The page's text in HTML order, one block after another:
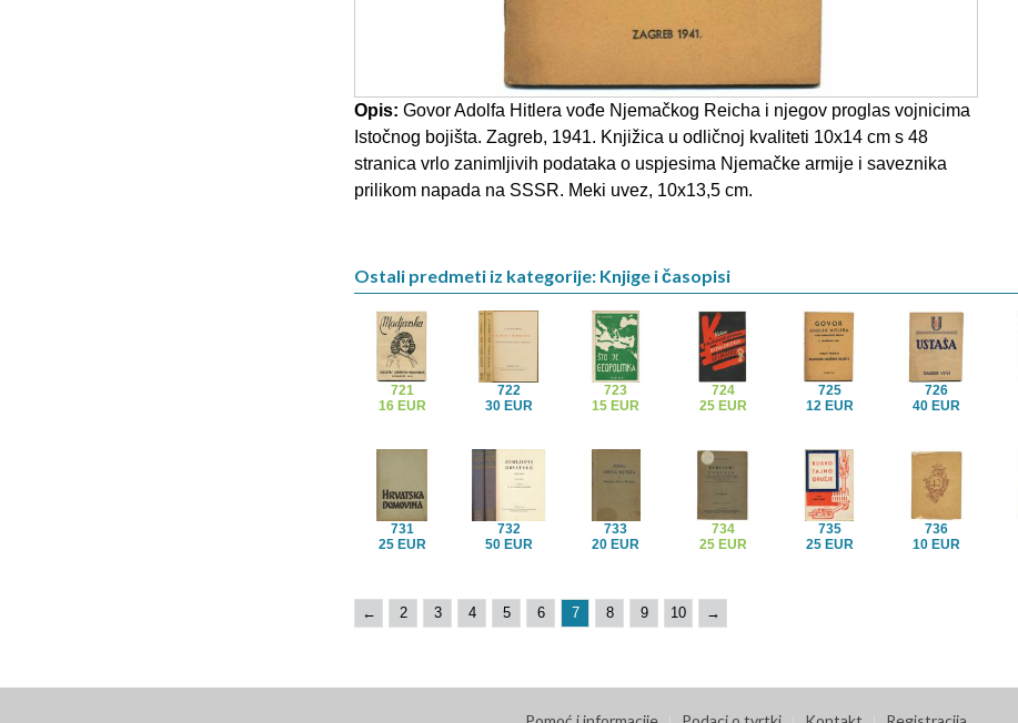
Opis: Govor Adolfa Hitlera vođe Njemačkog Reicha i njegov proglas vojnicima
Istočnog bojišta. Zagreb, 1941. Knjižica u odličnoj kvaliteti 10x14 cm s 48
stranica vrlo zanimljivih podataka o uspjesima Njemačke armije i saveznika
prilikom napada na SSSR. Meki uvez, 10x13,5 cm.
Ostali predmeti iz kategorije: Knjige i časopisi
721
16 EUR
722
30 EUR
723
15 EUR
724
25 EUR
725
12 EUR
726
40 EUR
731
25 EUR
732
50 EUR
733
20 EUR
734
25 EUR
735
25 EUR
736
10 EUR
← 2 3 4 5 6 7 8 9 10 →